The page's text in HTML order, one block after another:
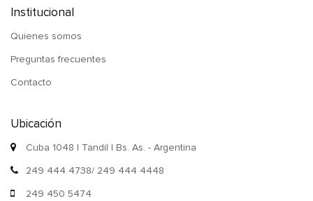
Institucional
Quienes somos
Preguntas frecuentes
Contacto
Ubicación
Cuba 1048 | Tandil | Bs. As. - Argentina
249 444 4738/ 249 444 4448
249 450 5474